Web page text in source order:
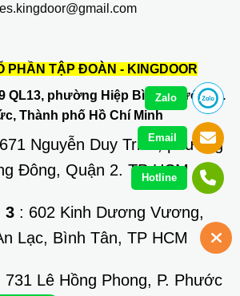
PHẦN TẬP ĐOÀN - KINGDOOR
QL13, phường Hiệp Bình Phước, Q.
Thành phố Hồ Chí Minh
Nguyễn Duy Trinh, phường
Đông, Quận 2. TP HCM
3: 602 Kinh Dương Vương,
Lạc, Bình Tân, TP HCM
731 Lê Hồng Phong, P. Phước
Zalo
Email
Hotline